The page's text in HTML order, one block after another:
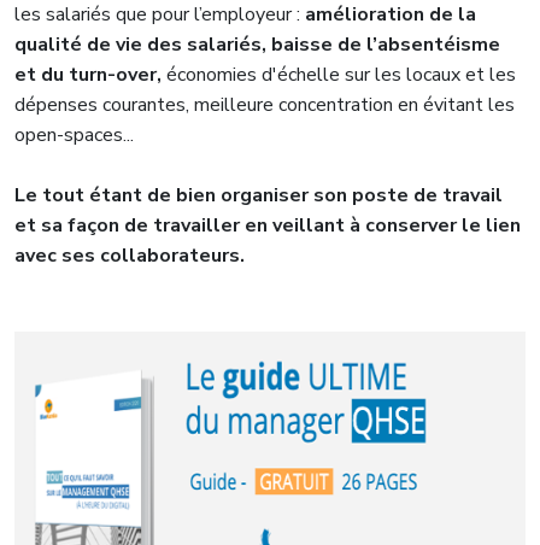
les salariés que pour l’employeur : amélioration de la
qualité de vie des salariés, baisse de l’absentéisme
et du turn-over, économies d'échelle sur les locaux et les
dépenses courantes, meilleure concentration en évitant les
open-spaces...
Le tout étant de bien organiser son poste de travail
et sa façon de travailler en veillant à conserver le lien
avec ses collaborateurs.